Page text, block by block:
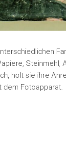
holt sie ihre
dem Fotoapparat.